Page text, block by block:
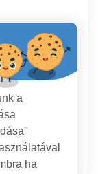
lucru pentru
dintre
pentru
Mare
a
ha